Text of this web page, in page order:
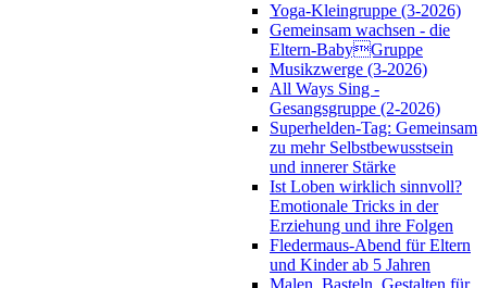
Yoga-Kleingruppe (3-2026)
Gemeinsam wachsen - die
Eltern-BabyGruppe
Musikzwerge (3-2026)
All Ways Sing -
Gesangsgruppe (2-2026)
Superhelden-Tag: Gemeinsam
zu mehr Selbstbewusstsein
und innerer Stärke
Ist Loben wirklich sinnvoll?
Emotionale Tricks in der
Erziehung und ihre Folgen
Fledermaus-Abend für Eltern
und Kinder ab 5 Jahren
Malen, Basteln, Gestalten für